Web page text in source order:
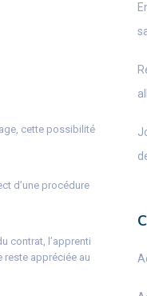
cette possibilité
d’une procédure
contrat, l’apprenti
reste appréciée au